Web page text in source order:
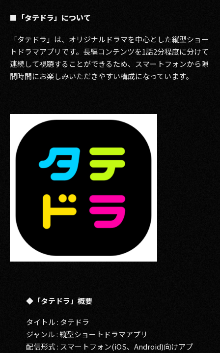
■「タテドラ」について
「タテドラ」は、オリジナルドラマを中心とした縦型ショー
トドラマアプリです。長編コンテンツを1話2分程度に分けて
連続して視聴することができるため、スマートフォンから隙
間時間にお楽しみいただきやすい構成になっています。
◆「タテドラ」概要
タイトル : タテドラ
ジャンル : 縦型ショートドラマアプリ
配信形式 : スマートフォン(iOS、Android)向けアプ